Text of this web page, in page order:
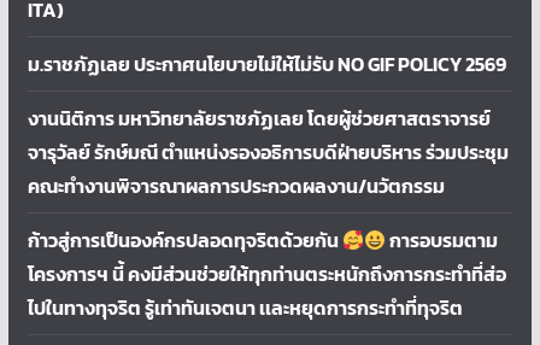
ITA)
ม.ราชภัฏเลย ประกาศนโยบายไม่ให้ไม่รับ NO GIF POLICY 2569
งานนิติการ มหาวิทยาลัยราชภัฏเลย โดยผู้ช่วยศาสตราจารย์
จารุวัลย์ รักษ์มณี ตำแหน่งรองอธิการบดีฝ่ายบริหาร ร่วมประชุม
คณะทำงานพิจารณาผลการประกวดผลงาน/นวัตกรรม
ก้าวสู่การเป็นองค์กรปลอดทุจริตด้วยกัน
การอบรมตาม
โครงการฯ นี้ คงมีส่วนช่วยให้ทุกท่านตระหนักถึงการกระทำที่ส่อ
ไปในทางทุจริต รู้เท่าทันเจตนา เเละหยุดการกระทำที่ทุจริต